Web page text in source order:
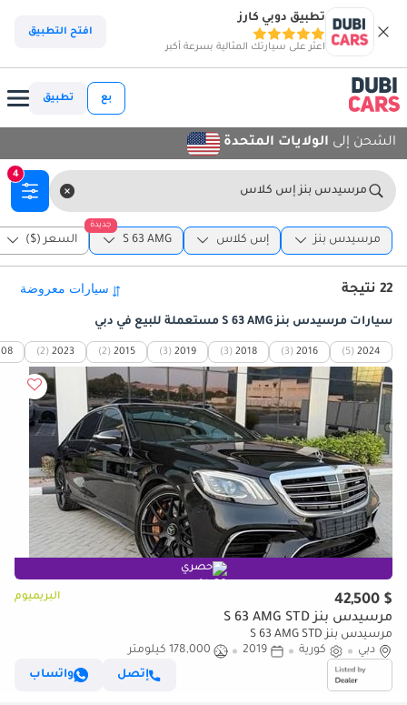
تطبيق دوبي كارز
اعثر على سيارتك المثالية بسرعة أكبر
افتح التطبيق
بع تطبيق
الشحن إلى الولايات المتحدة
مرسيدس بنز إس كلاس
4
مرسيدس بنز إس كلاس
جديدة
S 63 AMG السعر ($)
22 نتيجة
سيارات مرسيدس بنز S 63 AMG مستعملة للبيع في دبي
2024
(5)
2016
(3)
2018
(3)
2019
(3)
2015
(2)
2023
(2)
حصري
$ 42,500 البريميوم
مرسيدس بنز S 63 AMG STD
مرسيدس بنز S 63 AMG STD
دبي
كورية 2019
178,000 كيلومتر
إتصل
واتساب